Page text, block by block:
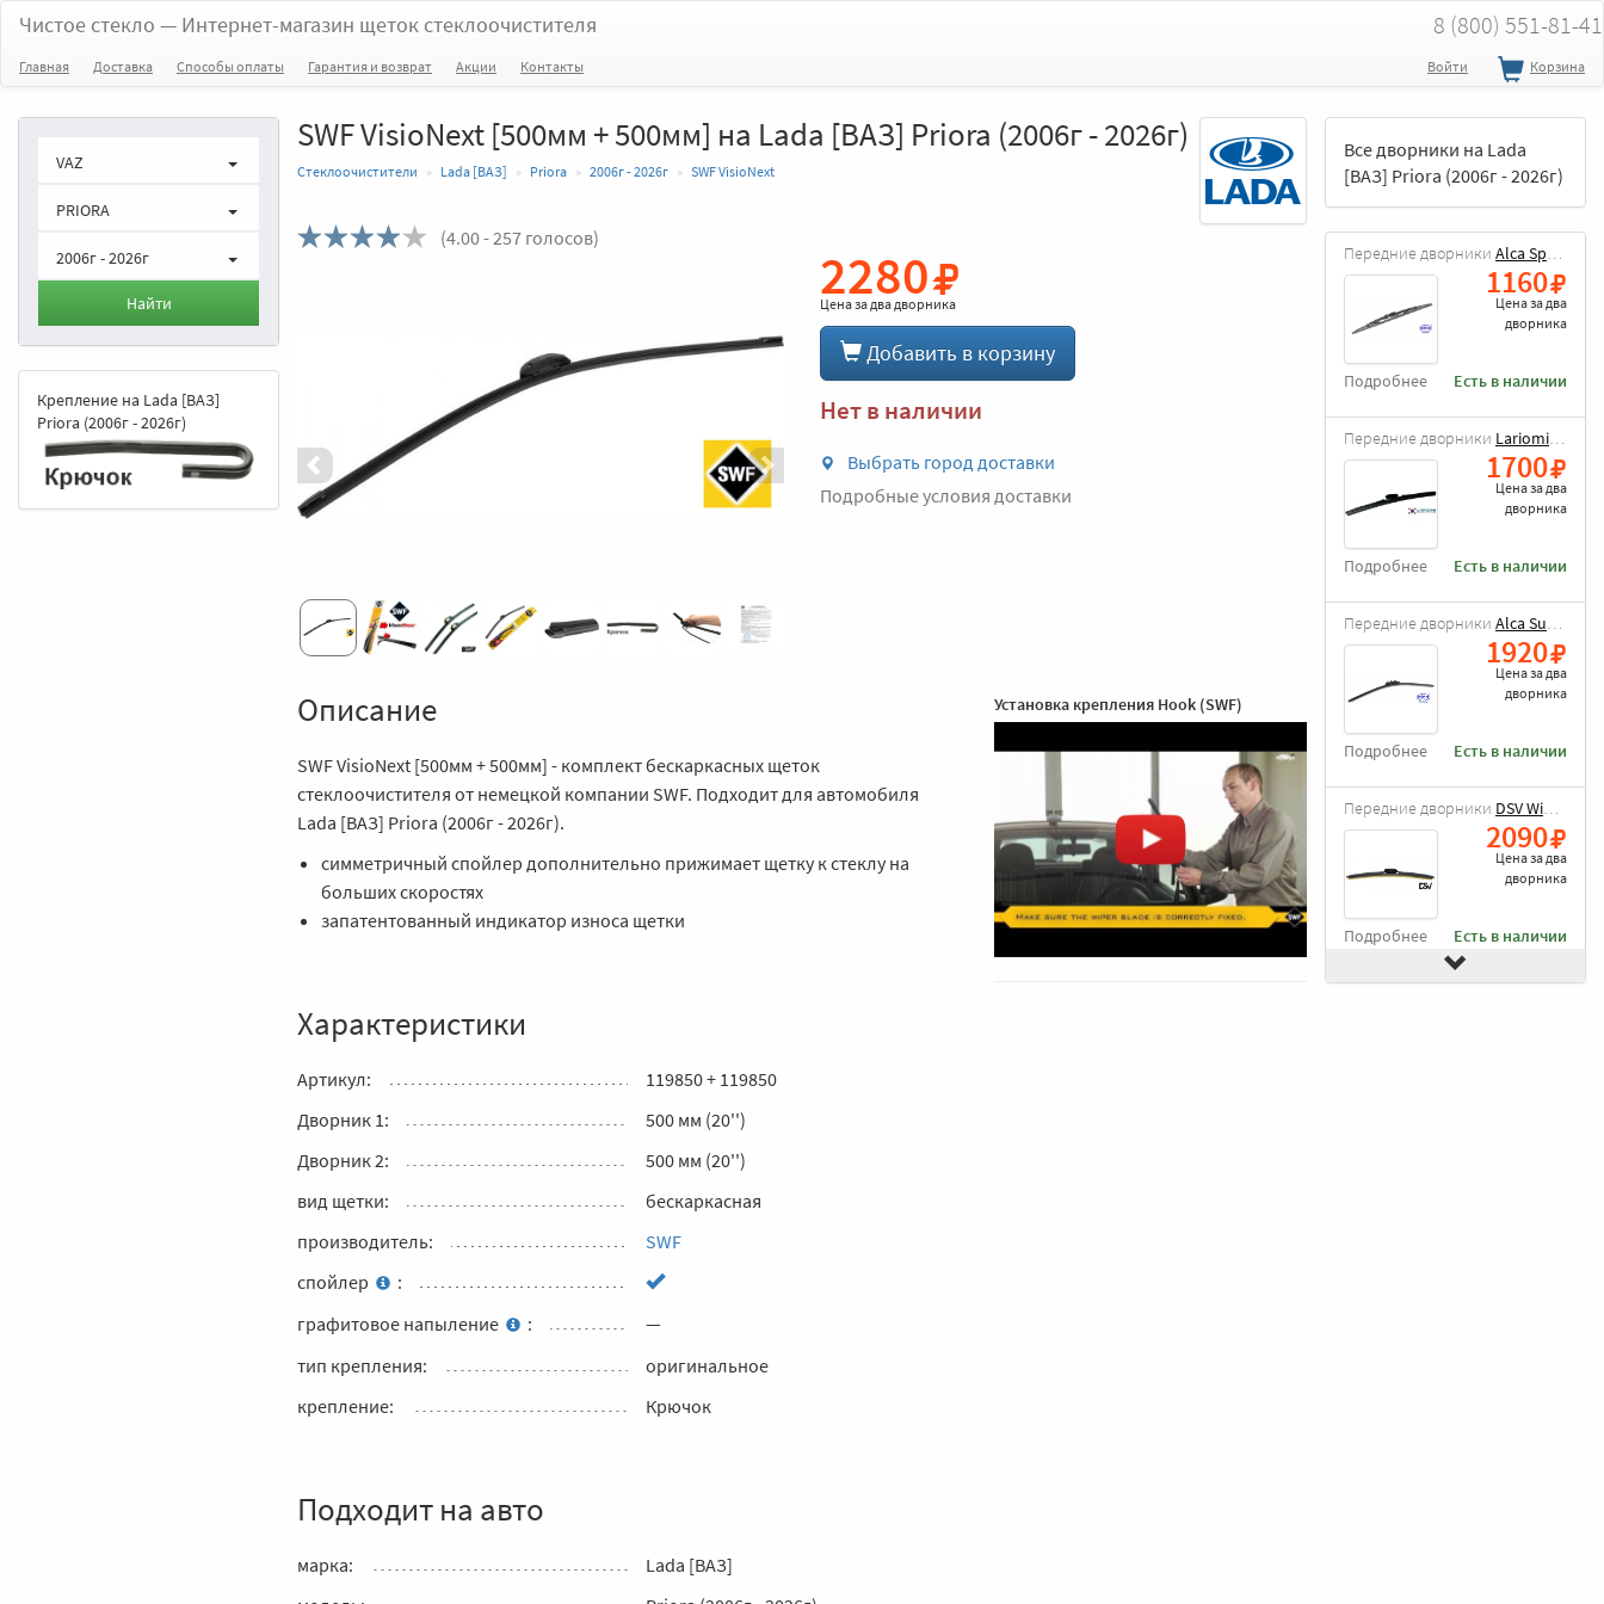
Чистое стекло — Интернет-магазин щеток стеклоочистителя 8 (800) 551-81-41
Главная Доставка Способы оплаты Гарантия и возврат Акции Контакты Войти Корзина
SWF VisioNext [500мм + 500мм] на Lada [ВАЗ] Priora (2006г - 2026г)
Стеклоочистители Lada [ВАЗ] Priora 2006г - 2026г SWF VisioNext
(4.00- 257 голосов)
Вперед2280
Цена задва дворника
Добавить в корзину
Нет в наличии
Выбрать город доставки
Подробные условия доставки
Установка крепления Hook (SWF)
Описание
SWF VisioNext [500мм + 500мм] - комплект бескаркасных щеток
стеклоочистителя от немецкой компании SWF. Подходит для автомобиля
Lada [ВАЗ] Priora (2006г - 2026г).
симметричный спойлер дополнительно прижимает щетку к стеклу на
больших скоростях
запатентованный индикатор износа щетки
Характеристики
Артикул:
119850 + 119850
Дворник 1:
500 мм (20'')
Дворник 2:
500 мм (20'')
вид щетки:
бескаркасная
производитель:
SWF
спойлер
:
графитовое напыление
:
—
тип крепления:
оригинальное
крепление:
Крючок
Подходит на авто
марка:
Lada [ВАЗ]
VAZ
PRIORA
2006г - 2026г
Найти
Крепление на Lada [ВАЗ]
Priora (2006г - 2026г)
Все дворники на Lada
[ВАЗ] Priora (2006г - 2026г)
Передние дворники Alca Special
1160
Цена задва
дворника
Есть в наличии
Подробнее
Передние дворники Lariomi Hybrid
1700
Цена задва
дворника
Есть в наличии
Подробнее
Передние дворники Alca Super Flat
1920
Цена задва
дворника
Есть в наличии
Подробнее
Передние дворники DSV Wiper Blade
2090
Цена задва
дворника
Есть в наличии
Подробнее